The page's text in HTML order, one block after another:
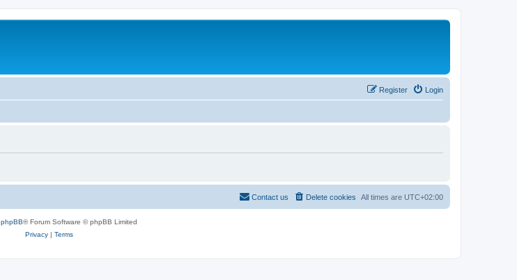
Login
Register
All times are UTC+02:00
Delete cookies
Contact us
phpBB® Forum Software © phpBB Limited
Privacy| Terms